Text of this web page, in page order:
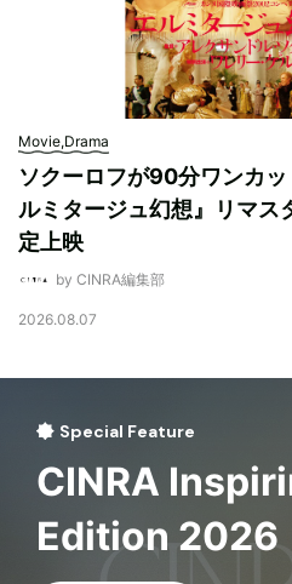
Movie,Drama
ソクーロフが90分ワンカ
ルミタージュ幻想』リマス
定上映
by CINRA編集部
2026.08.07
Special Feature
CINRA
Edition 2026